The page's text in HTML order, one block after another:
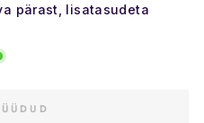
pärast, lisatasudeta